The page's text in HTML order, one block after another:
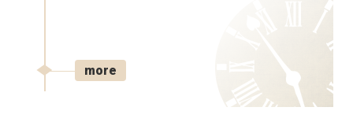
more